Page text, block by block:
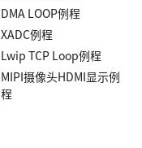
DMA LOOP例程
XADC例程
Lwip TCP Loop例程
MIPI摄像头HDMI显示例
程